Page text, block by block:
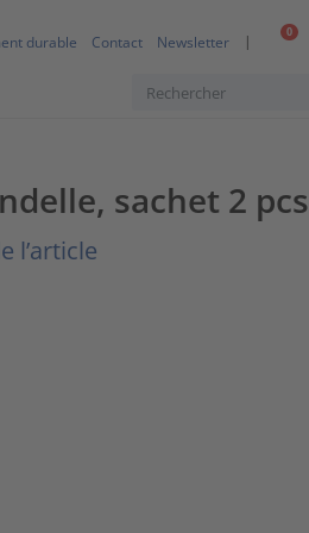
0
durable Contact Newsletter
sachet 2 pcs
l’article